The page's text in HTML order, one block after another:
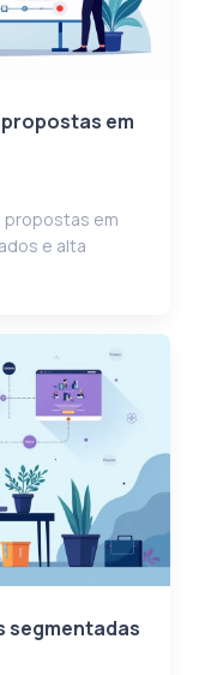
em
propostas em
e alta
segmentadas